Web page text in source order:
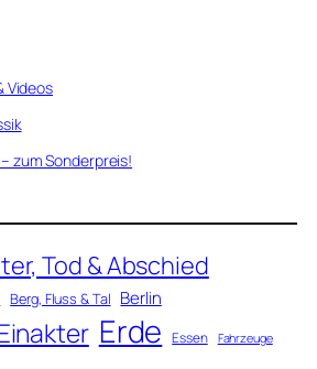
Videos
zum Sonderpreis!
Tod & Abschied
Berg, Fluss & Tal Berlin
Erde Essen Fahrzeuge